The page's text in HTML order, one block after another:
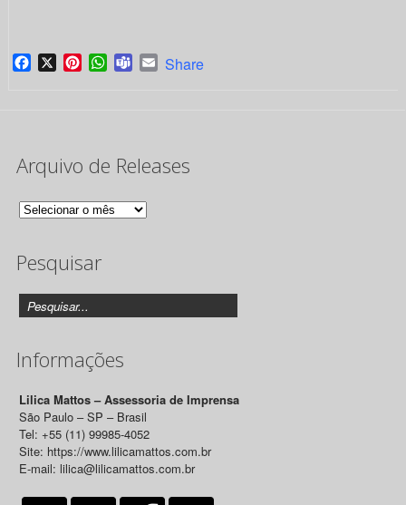
Facebook
X PinterestWhatsApp
TeamsEmail
Share
Arquivo de Releases
Arquivo
Releases
Pesquisar
Informações
Lilica Mattos – Assessoria de Imprensa
São Paulo – SP – Brasil
Tel: +55 (11) 99985-4052
Site: https://www.lilicamattos.com.br
E-mail: lilica@lilicamattos.com.br